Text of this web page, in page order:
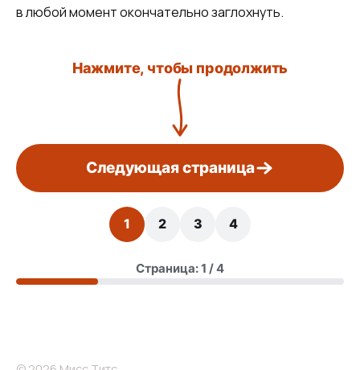
в любой момент окончательно заглохнуть.
Нажмите, чтобы продолжить
Следующая страница
1 2 3 4
Страница: 1 / 4